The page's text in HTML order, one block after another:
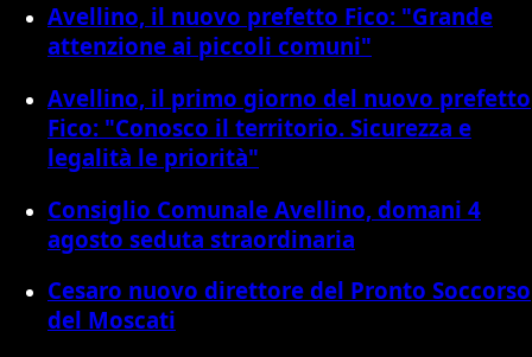
Avellino, il nuovo prefetto Fico: "Grande
attenzione ai piccoli comuni"
Avellino, il primo giorno del nuovo prefetto
Fico: "Conosco il territorio. Sicurezza e
legalità le priorità"
Consiglio Comunale Avellino, domani 4
agosto seduta straordinaria
Cesaro nuovo direttore del Pronto Soccorso
del Moscati